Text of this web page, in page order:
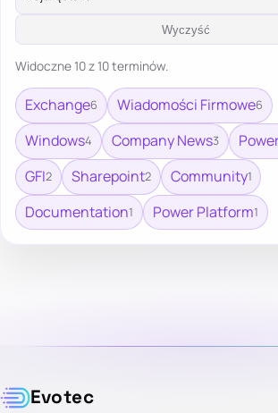
Wyczyść
Widoczne 10 z 10 terminów.
Exchange6 Wiadomości Firmowe6
Windows4 Company News3
GFI2 Sharepoint2 Community1
Documentation1 Power Platform1
Evotec